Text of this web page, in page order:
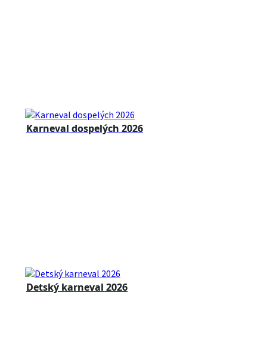
Karneval dospelých 2026
Detský karneval 2026